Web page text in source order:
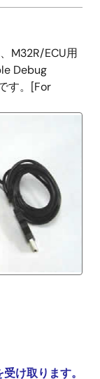
M32R/ECU用
Debug
す。[For
け取ります。